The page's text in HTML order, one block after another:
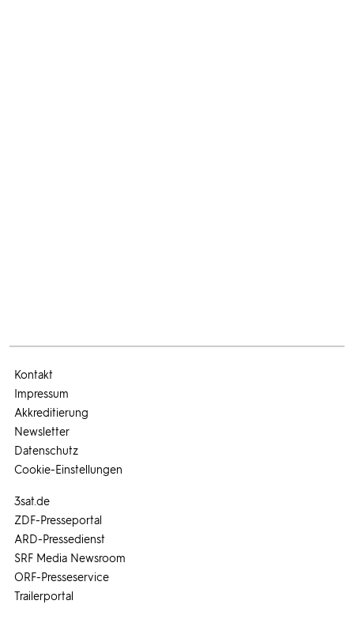
3sat.de
ZDF-Presseportal
ARD-Pressedienst
SRF Media Newsroom
ORF-Presseservice
Trailerportal
Kontakt
Impressum
Akkreditierung
Newsletter
Datenschutz
Cookie-Einstellungen